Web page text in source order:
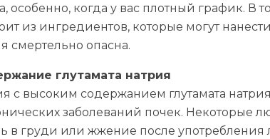
особенно, когда у вас плотный график.
из ингредиентов, которые могут
смертельно опасна.
глутамата натрия
с высоким содержанием глутамата
заболеваний почек. Некоторые
в груди или жжение после